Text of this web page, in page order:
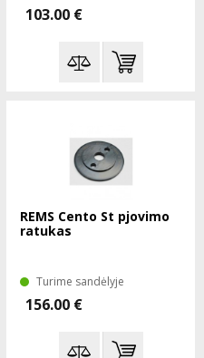
103.00 €
REMS Cento St pjovimo
ratukas
Turime sandėlyje
156.00 €